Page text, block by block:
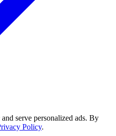
serve personalized ads. By
Policy.